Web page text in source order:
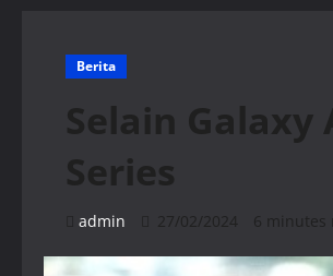
Berita
Selain
Series
admin 27/02/2024 6 minutes